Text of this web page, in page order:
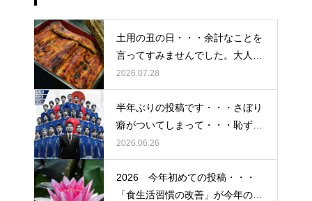
土用の丑の日・・・余計なことを
言ってすみませんでした。大人気
なかったですね・・・
2026.07.28
半年ぶりの投稿です・・・さぼり
癖がついてしまって・・・恥ずか
しぃ～ (〃ﾉωﾉ)
2026.06.26
2026 今年初めての投稿・・・
「食生活習慣の改善」が今年のテ